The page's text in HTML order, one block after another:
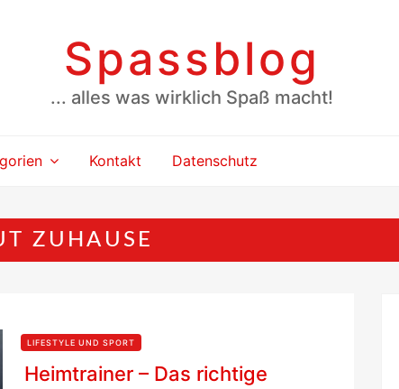
Spassblog
... alles was wirklich Spaß macht!
Kontakt Datenschutz
ZUHAUSE
LIFESTYLE UND SPORT
Heimtrainer – Das richtige